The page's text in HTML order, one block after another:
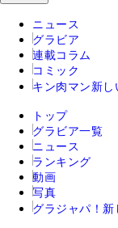
ニュース
グラビア
連載コラム
コミック
キン肉マン 新し
トップ
グラビア一覧
ニュース
ランキング
動画
写真
グラジャパ！ 新